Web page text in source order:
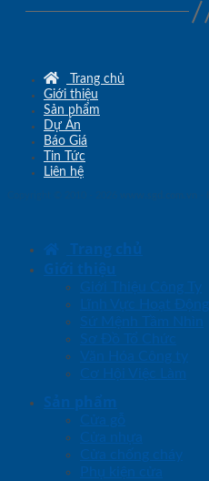
Trang chủ
Giới thiệu
Sản phẩm
Dự Án
Báo Giá
Tin Tức
Liên hệ
Trang chủ
Giới thiệu
Giới Thiệu Công Ty
Lĩnh Vực Hoạt Động
Sứ Mệnh Tầm Nhìn
Sơ Đồ Tổ Chức
Văn Hóa Công ty
Cơ Hội Việc Làm
Sản phẩm
Cửa gỗ
Cửa nhựa
Cửa chống cháy
Phụ kiện cửa